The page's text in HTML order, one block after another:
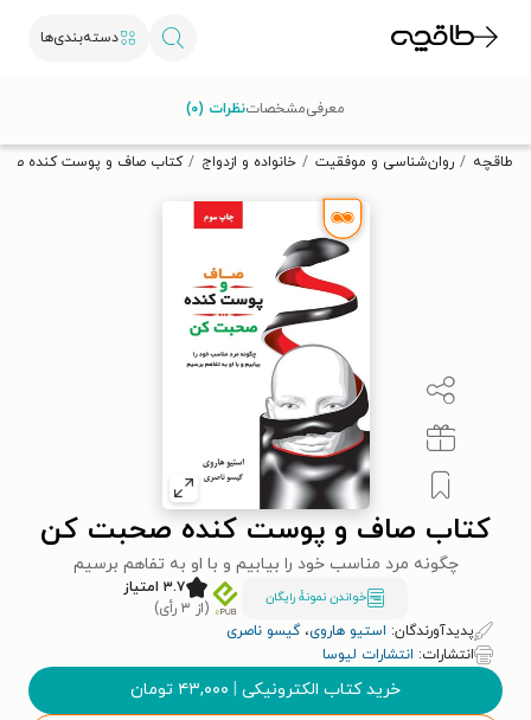
دسته‌بندی‌ها
تخفیف از طاقچه دریافت کن.
طاقچه روان‌شناسی و موفقیت خانواده و ازدواج کتاب صاف و پوست کنده
کتاب صاف و پوست کنده صحبت کن
چگونه مرد مناسب خود را بیابیم و با او به تفاهم برسیم
خواندن نمونۀ رایگان
۳.۷ امتیاز
(از ۳ رأی)
پدیدآورندگان: استیو هاروی،گیسو ناصری
انتشارات: انتشارات لیوسا
خرید کتاب الکترونیکی | ۴۳,۰۰۰ تومان
معرفیمشخصاتنظرات (۰)